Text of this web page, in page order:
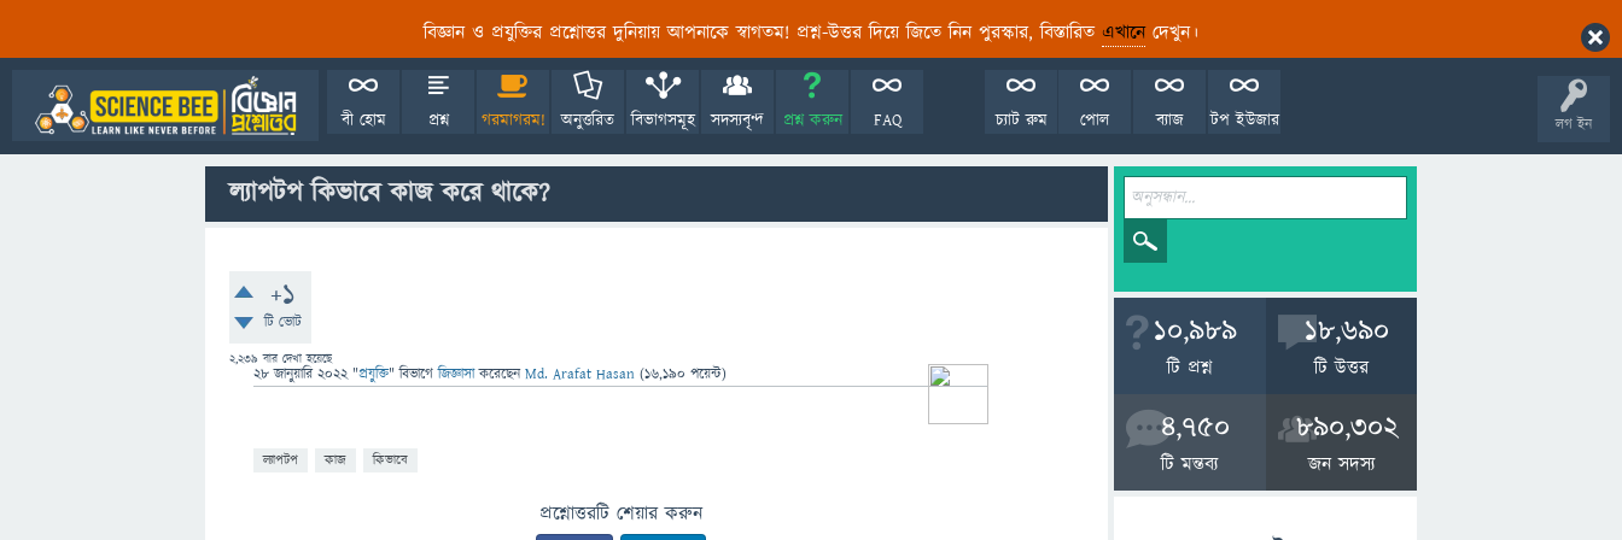
বিজ্ঞান ও প্রযুক্তির প্রশ্নোত্তর দুনিয়ায় আপনাকে স্বাগতম! প্রশ্ন-উত্তর দিয়ে জিতে নিন পুরস্কার, বিস্তারিত এখানেদেখুন।
লগ ইন
বী হোম প্রশ্ন গরমাগরম! অনুত্তরিত বিভাগসমূহ সদস্যবৃন্দ প্রশ্ন করুন FAQ টপ ইউজার
ব্যাজ
পোল
চ্যাট রুম
ল্যাপটপ কিভাবে কাজ করে থাকে?
+1
টি ভোট
2,239 বার দেখা হয়েছে
28 জানুয়ারি 2022 "প্রযুক্তি" বিভাগে জিজ্ঞাসাকরেছেনMd. Arafat Hasan (16,190 পয়েন্ট)
ল্যাপটপ কাজ কিভাবে
প্রশ্নোত্তরটি শেয়ার করুন
10,989
টি প্রশ্ন
18,690
টি উত্তর
4,750
টি মন্তব্য
890,302
জন সদস্য